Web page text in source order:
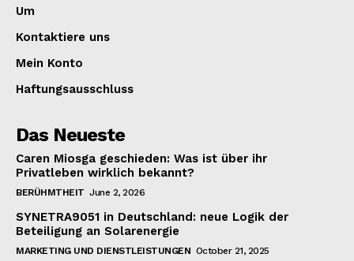
Um
Kontaktiere uns
Mein Konto
Haftungsausschluss
Das Neueste
Caren Miosga geschieden: Was ist über ihr
Privatleben wirklich bekannt?
BERÜHMTHEIT June 2, 2026
SYNETRA9051 in Deutschland: neue Logik der
Beteiligung an Solarenergie
MARKETING UND DIENSTLEISTUNGEN October 21, 2025